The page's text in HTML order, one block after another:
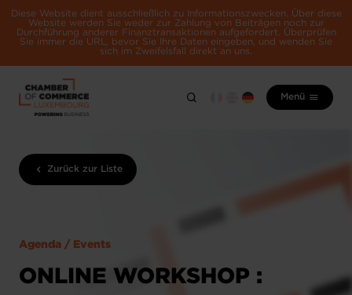
Diese Website dient ausschließlich zu Informationszwecken. Über diese
Website werden Sie weder zur Zahlung von Beiträgen noch zur
Durchführung anderer Finanztransaktionen aufgefordert. Überprüfen
Sie immer die URL, bevor Sie Ihre Daten eingeben, und wenden Sie
sich im Zweifelsfall direkt an uns.
Menü
Zurück zur Liste
Agenda / Events
ONLINE WORKSHOP :